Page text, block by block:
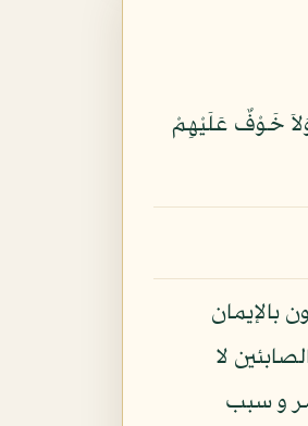
خَوْفٌ عَلَيْهِمْ
بالإيمان
لا
و سبب